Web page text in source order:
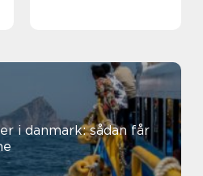
i danmark: sådan får